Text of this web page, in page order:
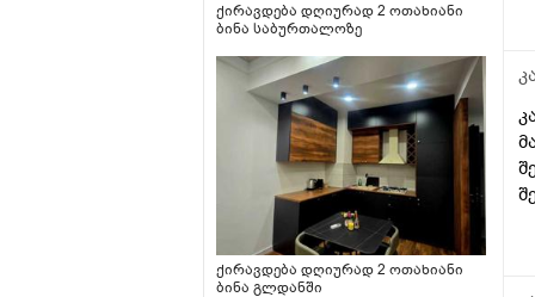
ქირავდება დღიურად 2 ოთახიანი
ბინა საბურთალოზე
ქირავდება დღიურად 2 ოთახიანი
ბინა გლდანში